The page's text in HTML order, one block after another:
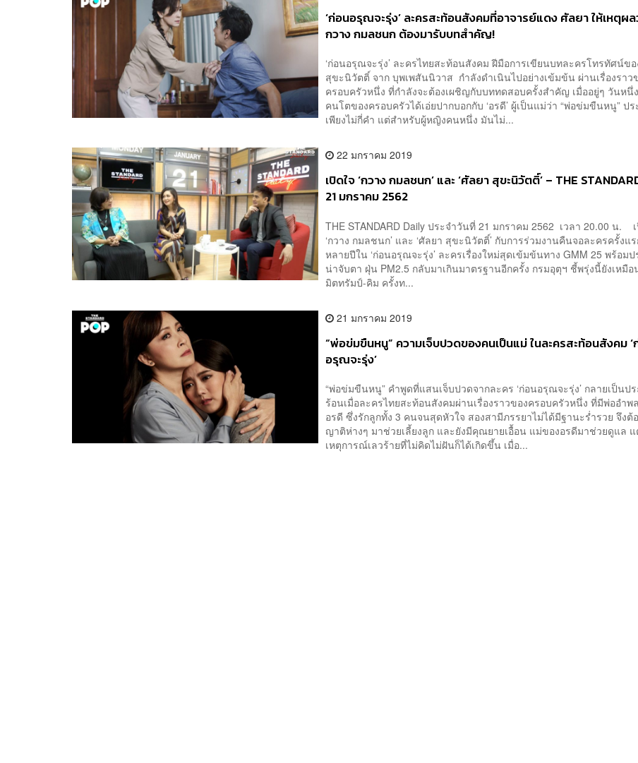
‘ก่อนอรุณจะรุ่ง’ ละครสะท้อนสังคมที่อาจารย์แดง ศัลยา ให้เหตุผล
กวาง กมลชนก ต้องมารับบทสำคัญ!
‘ก่อนอรุณจะรุ่ง’ ละครไทยสะท้อนสังคม ฝีมือการเขียนบทละครโทรทัศน์ข
สุขะนิวัตติ์ จาก บุพเพสันนิวาส กำลังดำเนินไปอย่างเข้มข้น ผ่านเรื่องราว
ครอบครัวหนึ่ง ที่กำลังจะต้องเผชิญกับบททดสอบครั้งสำคัญ เมื่ออยู่ๆ วันหนึ่
คนโตของครอบครัวได้เอ่ยปากบอกกับ ‘อรดี’ ผู้เป็นแม่ว่า “พ่อข่มขืนหนู” ป
เพียงไม่กี่คำ แต่สำหรับผู้หญิงคนหนึ่ง มันไม่...
22 มกราคม 2019
เปิดใจ ‘กวาง กมลชนก’ และ ‘ศัลยา สุขะนิวัตติ์’ – THE
21 มกราคม 2562
THE STANDARD Daily ประจำวันที่ 21 มกราคม 2562 เวลา 20.00 น.
‘กวาง กมลชนก’ และ ‘ศัลยา สุขะนิวัตติ์’ กับการร่วมงานคืนจอละครครั้งแ
หลายปีใน ‘ก่อนอรุณจะรุ่ง’ ละครเรื่องใหม่สุดเข้มข้นทาง GMM 25 พร้อมป
น่าจับตา ฝุ่น PM2.5 กลับมาเกินมาตรฐานอีกครั้ง กรมอุตุฯ ชี้พรุ่งนี้ยังเหมือ
มิตทรัมป์-คิม ครั้งท...
21 มกราคม 2019
“พ่อข่มขืนหนู” ความเจ็บปวดของคนเป็นแม่ ในละครสะท้อนสังคม
อรุณจะรุ่ง’
“พ่อข่มขืนหนู” คำพูดที่แสนเจ็บปวดจากละคร ‘ก่อนอรุณจะรุ่ง’ กลายเป็นป
ร้อนเมื่อละครไทยสะท้อนสังคมผ่านเรื่องราวของครอบครัวหนึ่ง ที่มีพ่ออำพ
อรดี ซึ่งรักลูกทั้ง 3 คนจนสุดหัวใจ สองสามีภรรยาไม่ได้มีฐานะร่ำรวย จึงต้
ญาติห่างๆ มาช่วยเลี้ยงลูก และยังมีคุณยายเอื้อน แม่ของอรดีมาช่วยดูแล แ
เหตุการณ์เลวร้ายที่ไม่คิดไม่ฝันก็ได้เกิดขึ้น เมื่อ...